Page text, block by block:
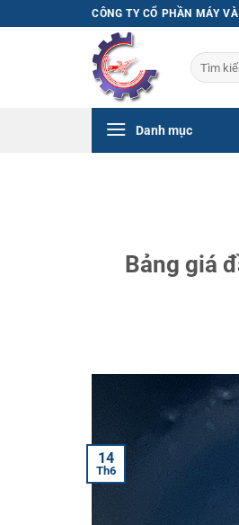
qua
CÔNG TY CỔ PHẦN MÁY
Tìm
kiếm:
Danh mục
Bảng giá
14
Th6